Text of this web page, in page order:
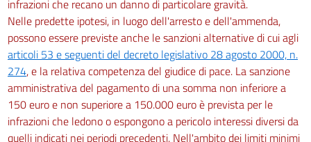
infrazioni che recano un danno di particolare gravità.
Nelle predette ipotesi, in luogo dell'arresto e dell'ammenda,
possono essere previste anche le sanzioni alternative di cui agli
articoli 53 e seguenti del decreto legislativo 28 agosto 2000, n.
274, e la relativa competenza del giudice di pace. La sanzione
amministrativa del pagamento di una somma non inferiore a
150 euro e non superiore a 150.000 euro è prevista per le
infrazioni che ledono o espongono a pericolo interessi diversi da
quelli indicati nei periodi precedenti. Nell'ambito dei limiti minimi